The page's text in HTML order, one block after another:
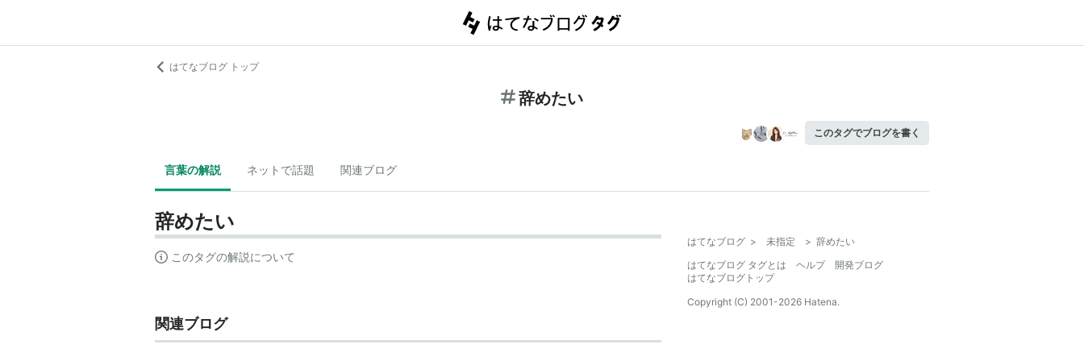
はてなブログ トップ
辞めたい
このタグでブログを書く
言葉の解説 ネットで話題 関連ブログ
辞めたい
このタグの解説について
関連ブログ
はてなブログ > 未指定 > 辞めたい
はてなブログ タグとは
ヘルプ
開発ブログ
はてなブログトップ
Copyright (C) 2001-2026 Hatena.